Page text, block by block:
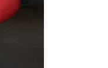
הוספה לסל